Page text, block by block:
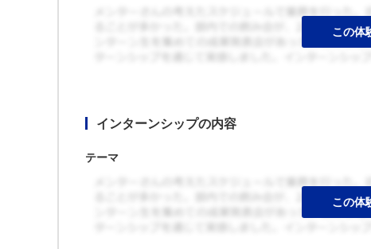
インターンシップの内容
テーマ